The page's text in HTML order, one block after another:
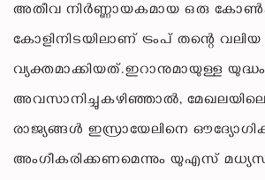
അതീവ നിർണ്ണായകമായ ഒരു
കോളിനിടയിലാണ് ട്രംപ് തന്റെ വലിയ
വ്യക്തമാക്കിയത്.ഇറാനുമായുള്ള യുദ്ധം
അവസാനിച്ചുകഴിഞ്ഞാൽ,
രാജ്യങ്ങൾ ഇസ്രായേലിനെ
അംഗീകരിക്കണമെന്നും യുഎസ്